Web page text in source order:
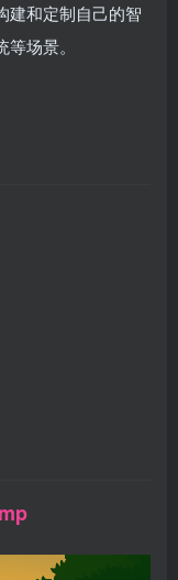
建和定制自己的智
场景。